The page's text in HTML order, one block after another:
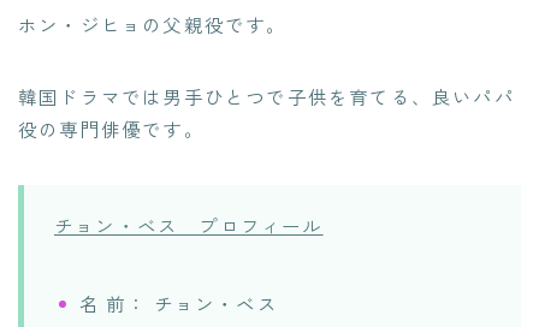
ホン・ジヒョの父親役です。
韓国ドラマでは男手ひとつで子供を育てる、良いパパ
役の専門俳優です。
チョン・ベス プロフィール
名 前： チョン・ベス